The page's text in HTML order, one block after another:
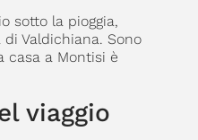
sotto la pioggia,
Valdichiana. Sono
casa a Montisi è
viaggio